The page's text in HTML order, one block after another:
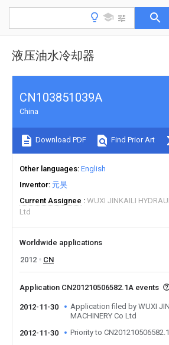
液压油水冷却器
CN103851039A
China
Download PDF Find Prior Art
Other languages English
Inventor 元昊
Current Assignee
WUXI JINKAILI
Ltd
Worldwide applications
2012
CN
Application CN201210506582.1A events
2012-11-30
Application filed by WUXI
MACHINERY Co Ltd
2012-11-30
Priority to